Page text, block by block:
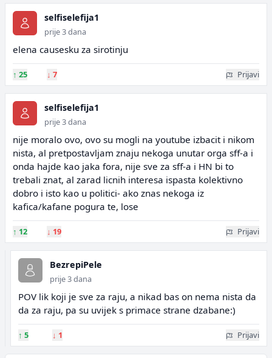
selfiselefija1
prije 3 dana
elena causesku za sirotinju
↑ 25 ↓ 7 Prijavi
selfiselefija1
prije 3 dana
nije moralo ovo, ovo su mogli na youtube izbacit i nikom
nista, al pretpostavljam znaju nekoga unutar orga sff-a i
onda hajde kao jaka fora, nije sve za sff-a i HN bi to
trebali znat, al zarad licnih interesa ispasta kolektivno
dobro i isto kao u politici- ako znas nekoga iz
kafica/kafane pogura te, lose
↑ 12 ↓ 19 Prijavi
BezrepiPele
prije 3 dana
POV lik koji je sve za raju, a nikad bas on nema nista da
da za raju, pa su uvijek s primace strane dzabane:)
↑ 5 ↓ 1 Prijavi